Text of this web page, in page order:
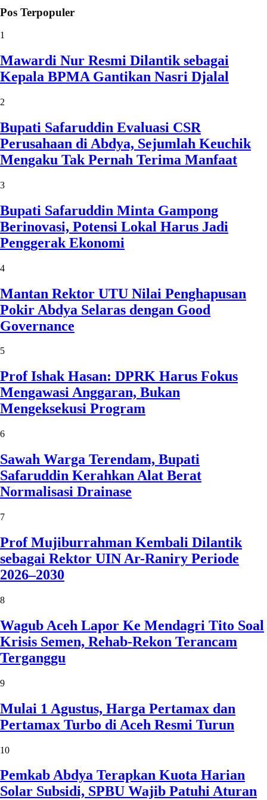
Pos Terpopuler
1
Mawardi Nur Resmi Dilantik sebagai
Kepala BPMA Gantikan Nasri Djalal
2
Bupati Safaruddin Evaluasi CSR
Perusahaan di Abdya, Sejumlah Keuchik
Mengaku Tak Pernah Terima Manfaat
3
Bupati Safaruddin Minta Gampong
Berinovasi, Potensi Lokal Harus Jadi
Penggerak Ekonomi
4
Mantan Rektor UTU Nilai Penghapusan
Pokir Abdya Selaras dengan Good
Governance
5
Prof Ishak Hasan: DPRK Harus Fokus
Mengawasi Anggaran, Bukan
Mengeksekusi Program
6
Sawah Warga Terendam, Bupati
Safaruddin Kerahkan Alat Berat
Normalisasi Drainase
7
Prof Mujiburrahman Kembali Dilantik
sebagai Rektor UIN Ar-Raniry Periode
2026–2030
8
Wagub Aceh Lapor Ke Mendagri Tito Soal
Krisis Semen, Rehab-Rekon Terancam
Terganggu
9
Mulai 1 Agustus, Harga Pertamax dan
Pertamax Turbo di Aceh Resmi Turun
10
Pemkab Abdya Terapkan Kuota Harian
Solar Subsidi, SPBU Wajib Patuhi Aturan